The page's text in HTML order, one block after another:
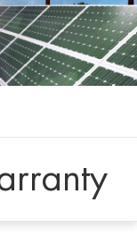
FRENCH
GREEK
日本語